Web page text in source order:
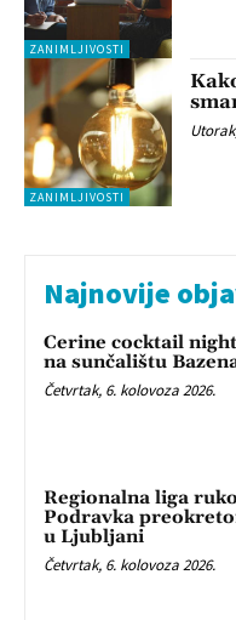
ZANIMLJIVOSTI
ZANIMLJIVOSTI
Najnovije
Cerine cocktail
na sunčalištu
Četvrtak, 6. kolovoza 2026.
Regionalna liga
Podravka
u Ljubljani
Četvrtak, 6. kolovoza 2026.